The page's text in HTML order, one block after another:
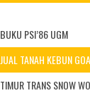
BUKU PSI’86 UGM
JUAL TANAH KEBUN
TIMUR TRANS SNOW